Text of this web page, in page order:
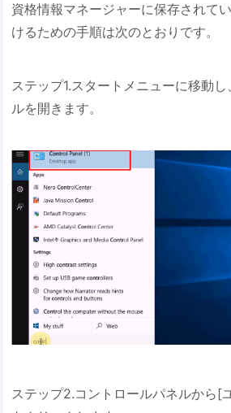
資格情報マネージャーに保存されて
けるための手順は次のとおりです。
ステップ1.スタートメニューに移動
ルを開きます。
ステップ2.コントロールパネルから[